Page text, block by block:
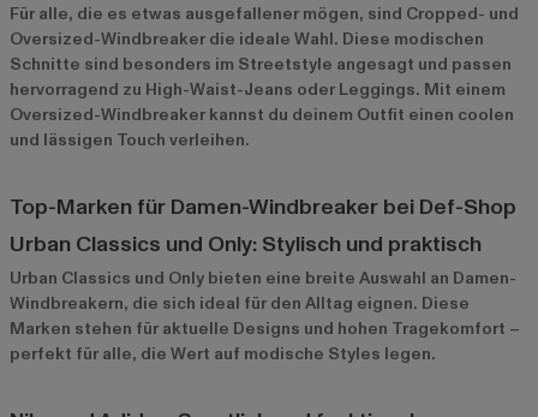
Für alle, die es etwas ausgefallener mögen, sind Cropped- und
Oversized-Windbreaker die ideale Wahl. Diese modischen
Schnitte sind besonders im Streetstyle angesagt und passen
hervorragend zu High-Waist-Jeans oder Leggings. Mit einem
Oversized-Windbreaker kannst du deinem Outfit einen coolen
und lässigen Touch verleihen.
Top-Marken für Damen-Windbreaker bei Def-Shop
Urban Classics und Only: Stylisch und praktisch
Urban Classics und Only bieten eine breite Auswahl an Damen-
Windbreakern, die sich ideal für den Alltag eignen. Diese
Marken stehen für aktuelle Designs und hohen Tragekomfort –
perfekt für alle, die Wert auf modische Styles legen.